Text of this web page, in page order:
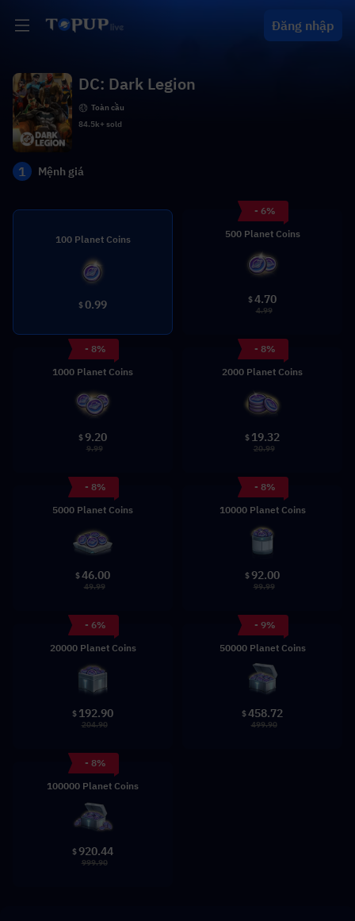
Đăng nhập
DC: Dark Legion
Toàn cầu
84.5k+ sold
1 Mệnh giá
100 Planet Coins
$0.99
- 6%
500 Planet Coins
$4.70
4.99
- 8%
1000 Planet Coins
$9.20
9.99
- 8%
2000 Planet Coins
$ 19.32
20.99
- 8%
5000 Planet Coins
$46.00
49.99
- 8%
10000 Planet Coins
$92.00
99.99
- 6%
20000 Planet Coins
$ 192.90
204.90
- 9%
50000 Planet Coins
$458.72
499.90
- 8%
100000 Planet Coins
$920.44
999.90